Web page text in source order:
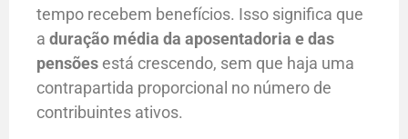
tempo recebem benefícios. Isso significa que
a duração média da aposentadoria e das
pensões está crescendo, sem que haja uma
contrapartida proporcional no número de
contribuintes ativos.